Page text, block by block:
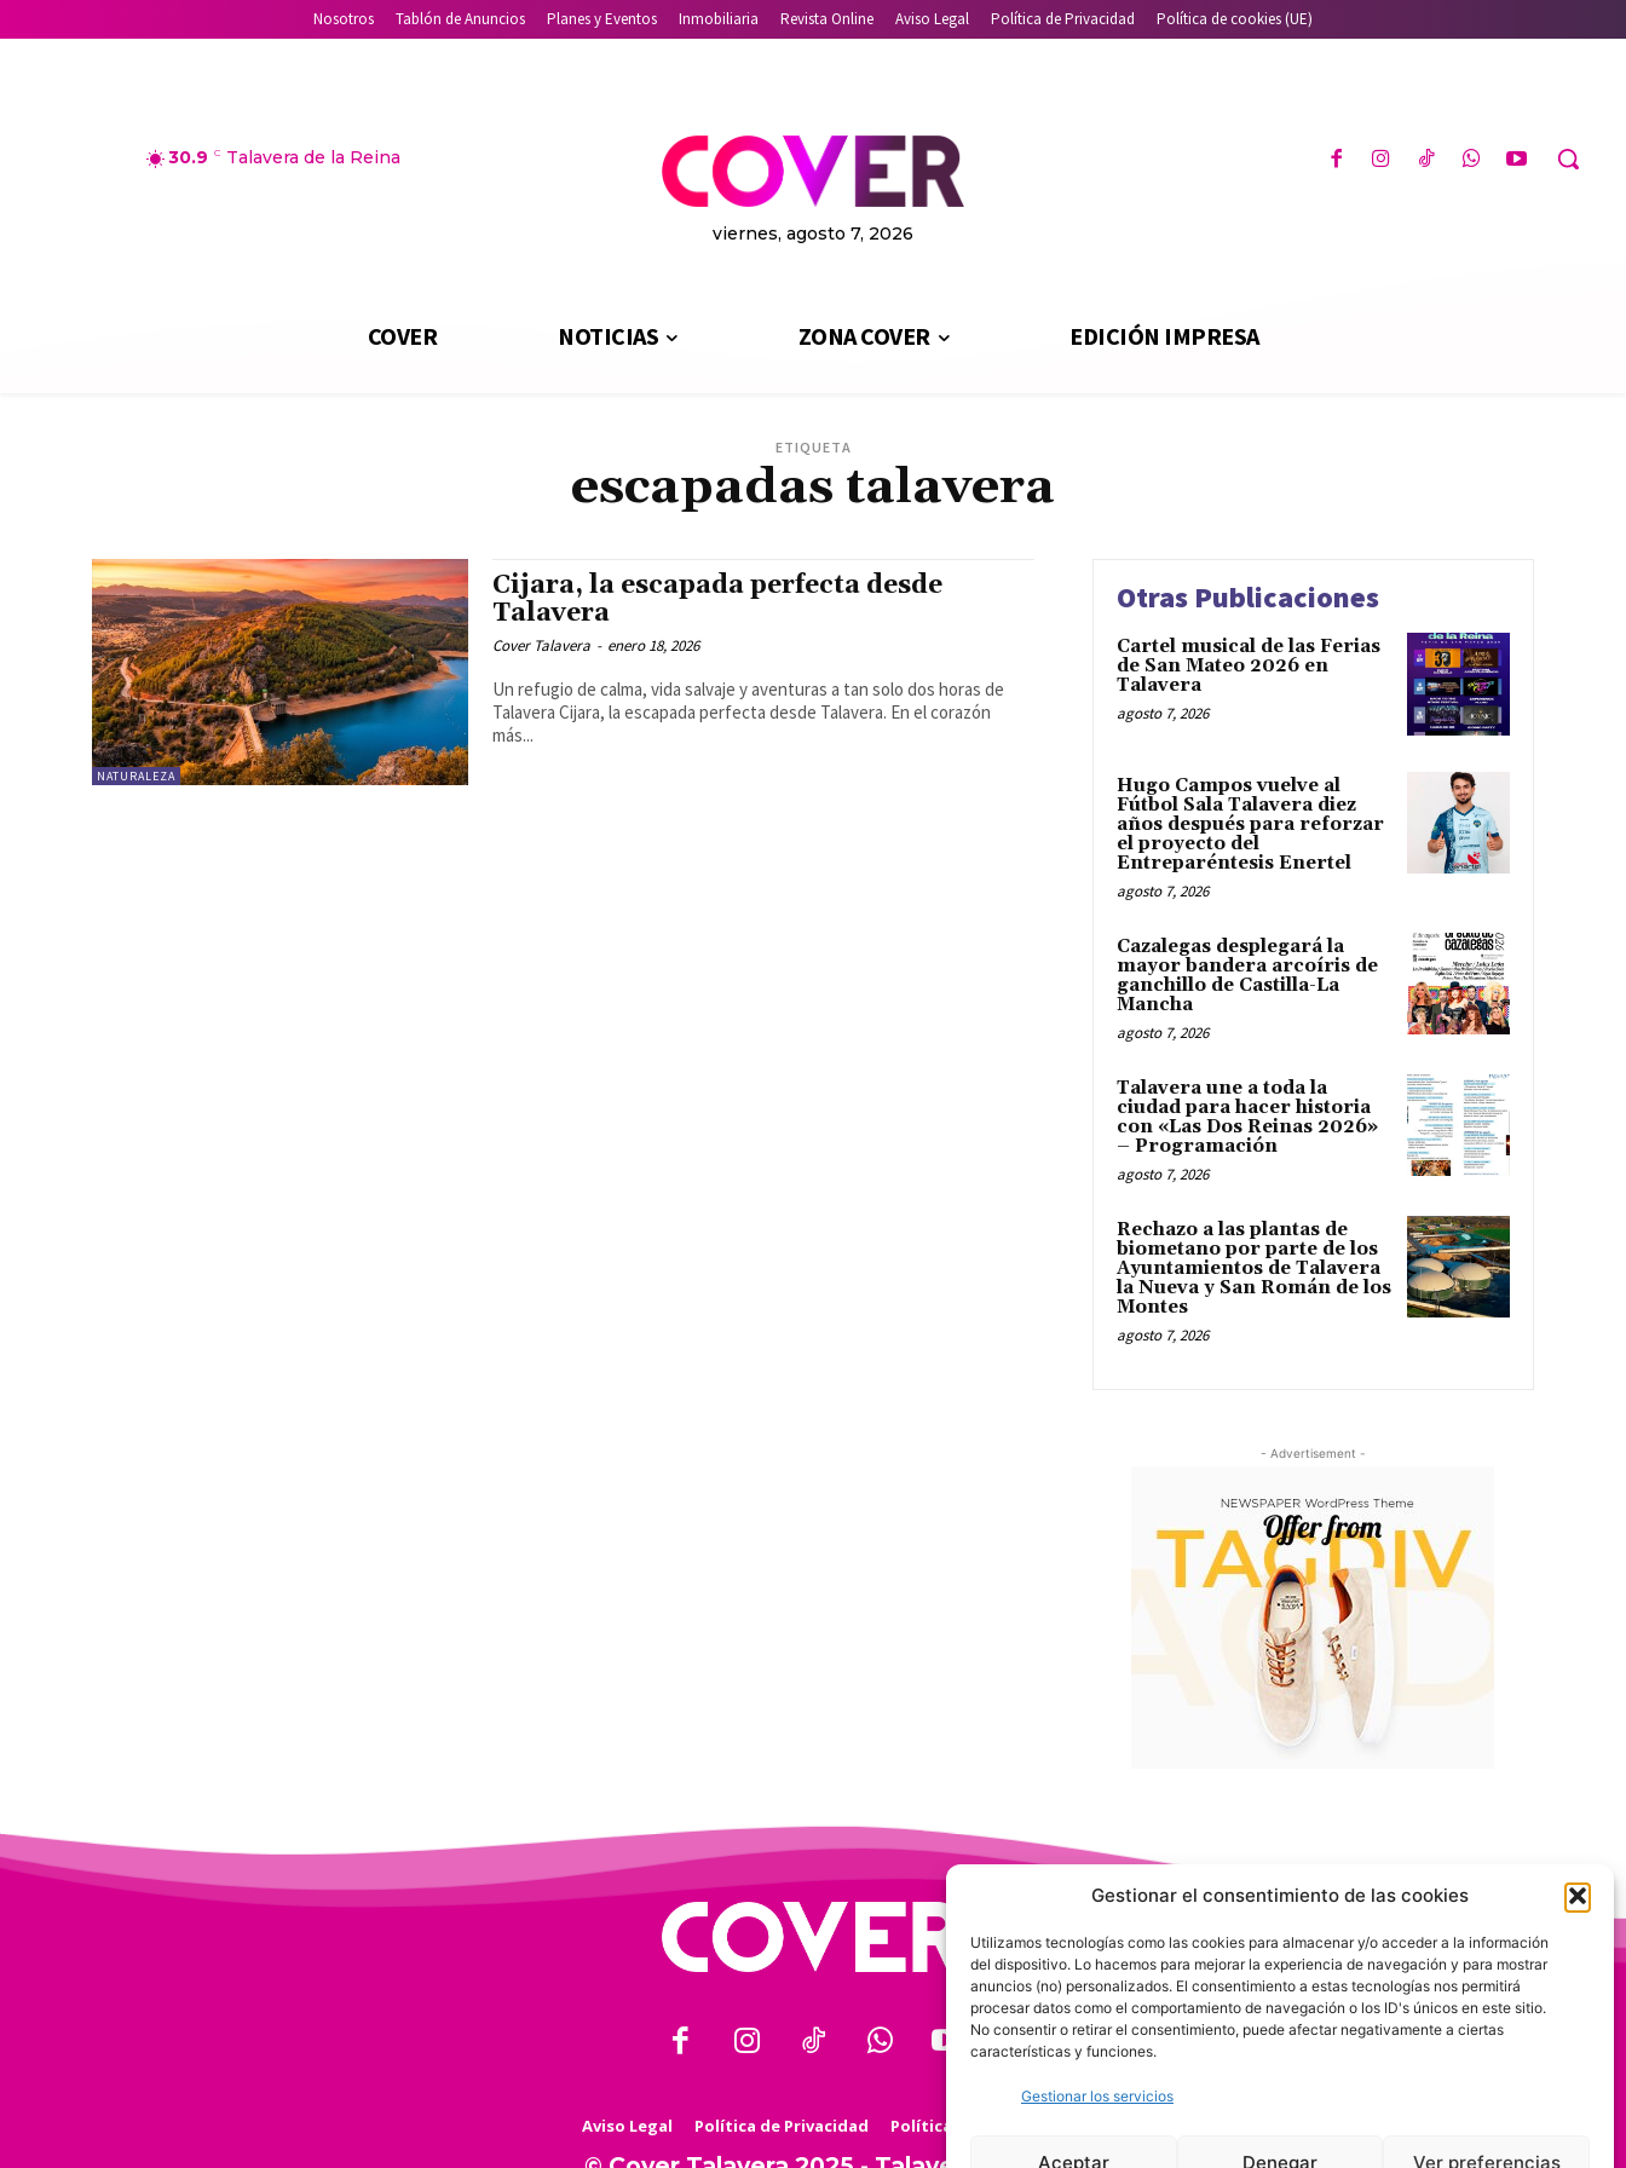
Gestionar el consentimiento de las cookies
Utilizamos tecnologías como las cookies para almacenar y/o acceder a la información
del dispositivo. Lo hacemos para mejorar la experiencia de navegación y para mostrar
anuncios (no) personalizados. El consentimiento a estas tecnologías nos permitirá
procesar datos como el comportamiento de navegación o los ID's únicos en este sitio.
No consentir o retirar el consentimiento, puede afectar negativamente a ciertas
características y funciones.
Gestionar los servicios
Aceptar Denegar Ver preferencias
Nosotros Tablón de Anuncios Planes y Eventos Inmobiliaria Revista Online Aviso Legal Política de Privacidad Política de cookies (UE)
30.9 C Talavera de la Reina
viernes, agosto 7, 2026
COVER NOTICIAS ZONA COVER EDICIÓN IMPRESA
ETIQUETA
escapadas talavera
NATURALEZA
Cijara, la escapada perfecta desde
Talavera
Cover Talavera - enero 18, 2026
Un refugio de calma, vida salvaje y aventuras a tan solo dos horas de
Talavera Cijara, la escapada perfecta desde Talavera. En el corazón
más...
Otras Publicaciones
Cartel musical de las Ferias
de San Mateo 2026 en
Talavera
agosto 7, 2026
Hugo Campos vuelve al
Fútbol Sala Talavera diez
años después para reforzar
el proyecto del
Entreparéntesis Enertel
agosto 7, 2026
Cazalegas desplegará la
mayor bandera arcoíris de
ganchillo de Castilla-La
Mancha
agosto 7, 2026
Talavera une a toda la
ciudad para hacer historia
con «Las Dos Reinas 2026»
– Programación
agosto 7, 2026
Rechazo a las plantas de
biometano por parte de los
Ayuntamientos de Talavera
la Nueva y San Román de los
Montes
agosto 7, 2026
- Advertisement -
Aviso Legal Política de Privacidad Política de Cookies